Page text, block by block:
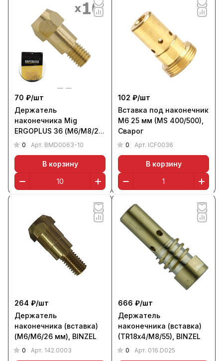
70 ₽/шт
Держатель
наконечника Mig
ERGOPLUS 36 (М6/М8/28
мм, уп. 10 шт.),
0 Арт. BMD0063-10
В корзину
102 ₽/шт
Вставка под наконечник
М6 25 мм (MS 400/500),
Сварог
0 Арт. ICF0036
В корзину
264 ₽/шт
Держатель
наконечника (вставка)
(М6/М6/26 мм), BINZEL
0 Арт. 142.0003
666 ₽/шт
Держатель
наконечника (вставка)
(TR18х4/M8/55), BINZEL
0 Арт. 016.D025